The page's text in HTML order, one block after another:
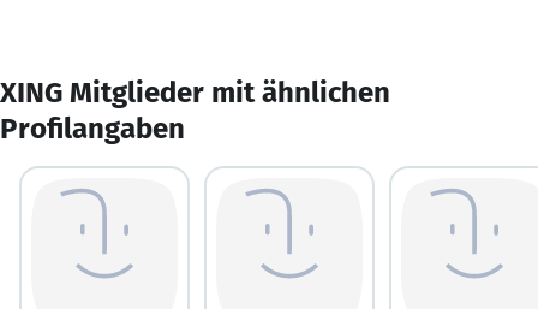
XING Mitglieder mit ähnlichen
Profilangaben